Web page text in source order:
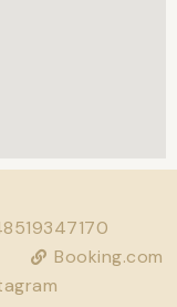
Booking.com